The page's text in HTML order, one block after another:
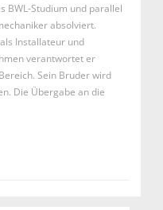
BWL-Studium und parallel
absolviert.
Installateur und
verantwortet er
Sein Bruder wird
Die Übergabe an die